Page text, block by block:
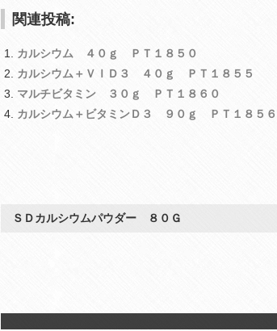
関連投稿:
カルシウム ４０ｇ ＰＴ１８５０
カルシウム＋ＶＩＤ３ ４０ｇ ＰＴ１８５５
マルチビタミン ３０ｇ ＰＴ１８６０
カルシウム＋ビタミンＤ３ ９０ｇ ＰＴ１８５６
ＳＤカルシウムパウダー ８０Ｇ